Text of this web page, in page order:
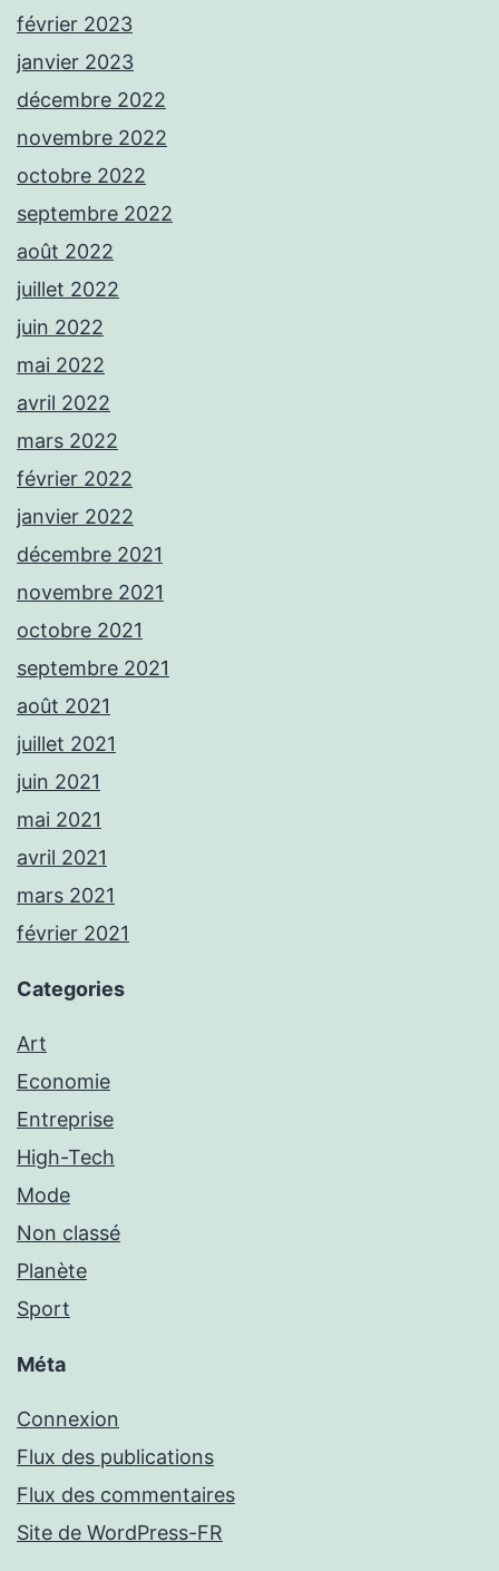
février 2023
janvier 2023
décembre 2022
novembre 2022
octobre 2022
septembre 2022
août 2022
juillet 2022
juin 2022
mai 2022
avril 2022
mars 2022
février 2022
janvier 2022
décembre 2021
novembre 2021
octobre 2021
septembre 2021
août 2021
juillet 2021
juin 2021
mai 2021
avril 2021
mars 2021
février 2021
Categories
Art
Economie
Entreprise
High-Tech
Mode
Non classé
Planète
Sport
Méta
Connexion
Flux des publications
Flux des commentaires
Site de WordPress-FR